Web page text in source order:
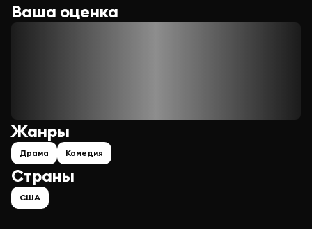
Ваша оценка
Страны
США
Жанры
Драма Комедия